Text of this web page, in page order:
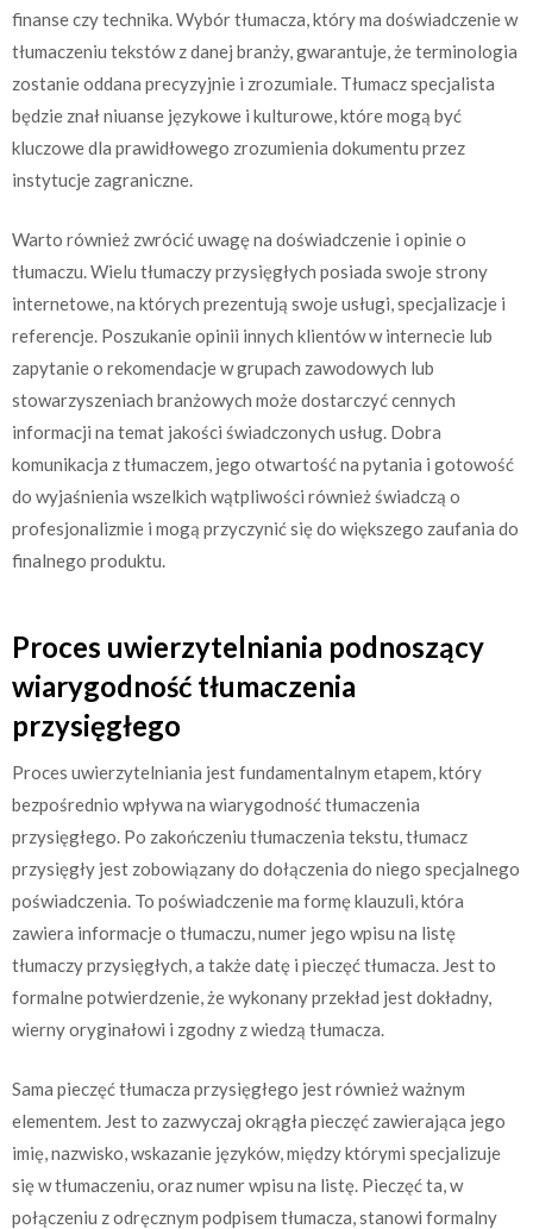
finanse czy technika. Wybór tłumacza, który ma doświadczenie w
tłumaczeniu tekstów z danej branży, gwarantuje, że terminologia
zostanie oddana precyzyjnie i zrozumiale. Tłumacz specjalista
będzie znał niuanse językowe i kulturowe, które mogą być
kluczowe dla prawidłowego zrozumienia dokumentu przez
instytucje zagraniczne.
Warto również zwrócić uwagę na doświadczenie i opinie o
tłumaczu. Wielu tłumaczy przysięgłych posiada swoje strony
internetowe, na których prezentują swoje usługi, specjalizacje i
referencje. Poszukanie opinii innych klientów w internecie lub
zapytanie o rekomendacje w grupach zawodowych lub
stowarzyszeniach branżowych może dostarczyć cennych
informacji na temat jakości świadczonych usług. Dobra
komunikacja z tłumaczem, jego otwartość na pytania i gotowość
do wyjaśnienia wszelkich wątpliwości również świadczą o
profesjonalizmie i mogą przyczynić się do większego zaufania do
finalnego produktu.
Proces uwierzytelniania podnoszący
wiarygodność tłumaczenia
przysięgłego
Proces uwierzytelniania jest fundamentalnym etapem, który
bezpośrednio wpływa na wiarygodność tłumaczenia
przysięgłego. Po zakończeniu tłumaczenia tekstu, tłumacz
przysięgły jest zobowiązany do dołączenia do niego specjalnego
poświadczenia. To poświadczenie ma formę klauzuli, która
zawiera informacje o tłumaczu, numer jego wpisu na listę
tłumaczy przysięgłych, a także datę i pieczęć tłumacza. Jest to
formalne potwierdzenie, że wykonany przekład jest dokładny,
wierny oryginałowi i zgodny z wiedzą tłumacza.
Sama pieczęć tłumacza przysięgłego jest również ważnym
elementem. Jest to zazwyczaj okrągła pieczęć zawierająca jego
imię, nazwisko, wskazanie języków, między którymi specjalizuje
się w tłumaczeniu, oraz numer wpisu na listę. Pieczęć ta, w
połączeniu z odręcznym podpisem tłumacza, stanowi formalny